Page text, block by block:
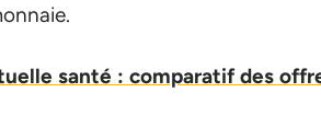
santé : comparatif des